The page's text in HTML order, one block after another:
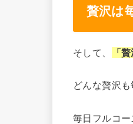
贅沢は
そして、 「
どんな贅沢
毎日フルコ